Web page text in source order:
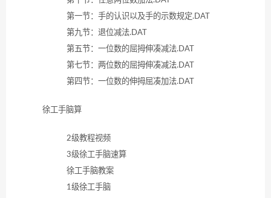
第一节：手的认识以及手的示数规定.DAT
第九节：退位减法.DAT
第五节：一位数的屈拇伸凑减法.DAT
第七节：两位数的屈拇伸凑减法.DAT
第四节：一位数的伸拇屈凑加法.DAT
徐工手脑算
2级教程视频
3级徐工手脑速算
徐工手脑教案
1级徐工手脑